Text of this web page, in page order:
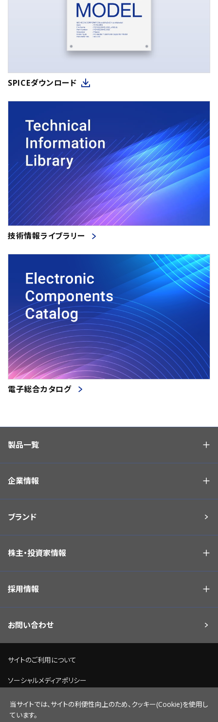
SPICEダウンロード
技術情報ライブラリー
電子総合カタログ
製品一覧
企業情報
ブランド
株主・投資家情報
採用情報
お問い合わせ
サイトのご利用について
ソーシャルメディアポリシー
個人情報保護方針
当サイトでは、サイトの利便性向上のため、クッキー(Cookie)を使用し
ています。